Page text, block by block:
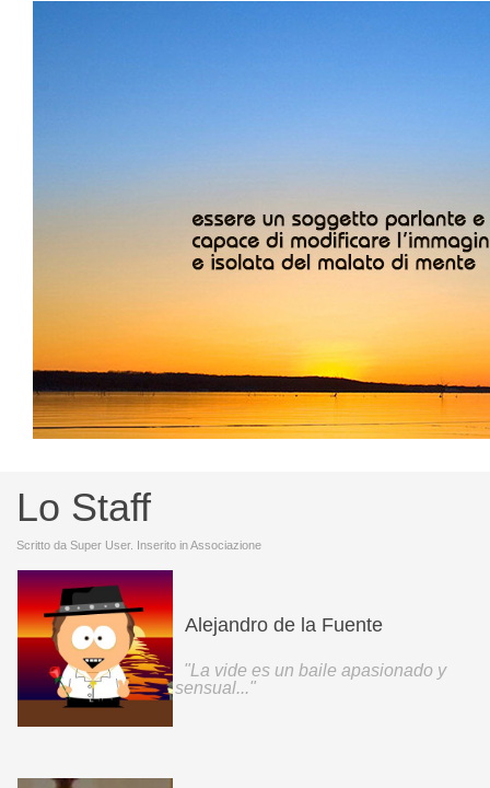
Lo Staff
Scritto da Super User. Inserito in Associazione
Alejandro de la Fuente
"La vide es un baile apasionado y
sensual..."